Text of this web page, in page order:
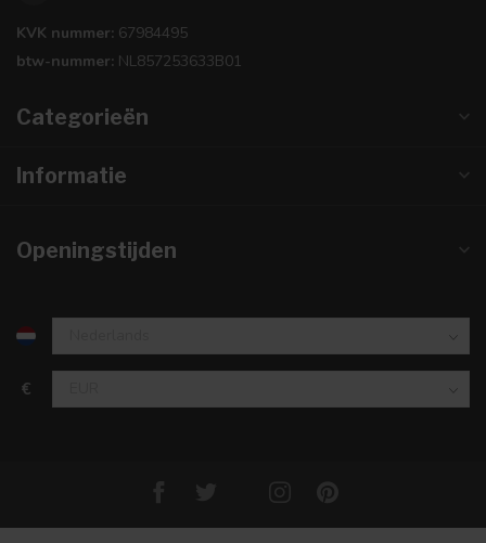
KVK nummer: 67984495
btw-nummer: NL857253633B01
Categorieën
Informatie
Openingstijden
€